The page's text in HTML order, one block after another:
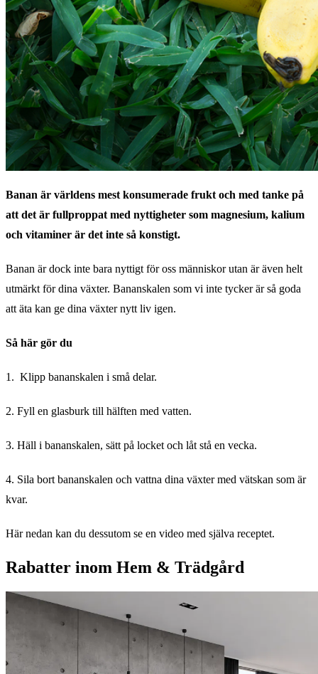
Banan är världens mest konsumerade frukt och med tanke på
att det är fullproppat med nyttigheter som magnesium, kalium
och vitaminer är det inte så konstigt.
Banan är dock inte bara nyttigt för oss människor utan är även helt
utmärkt för dina växter. Bananskalen som vi inte tycker är så goda
att äta kan ge dina växter nytt liv igen.
Så här gör du
1. Klipp bananskalen i små delar.
2. Fyll en glasburk till hälften med vatten.
3. Häll i bananskalen, sätt på locket och låt stå en vecka.
4. Sila bort bananskalen och vattna dina växter med vätskan som är
kvar.
Här nedan kan du dessutom se en video med själva receptet.
Rabatter inom Hem & Trädgård